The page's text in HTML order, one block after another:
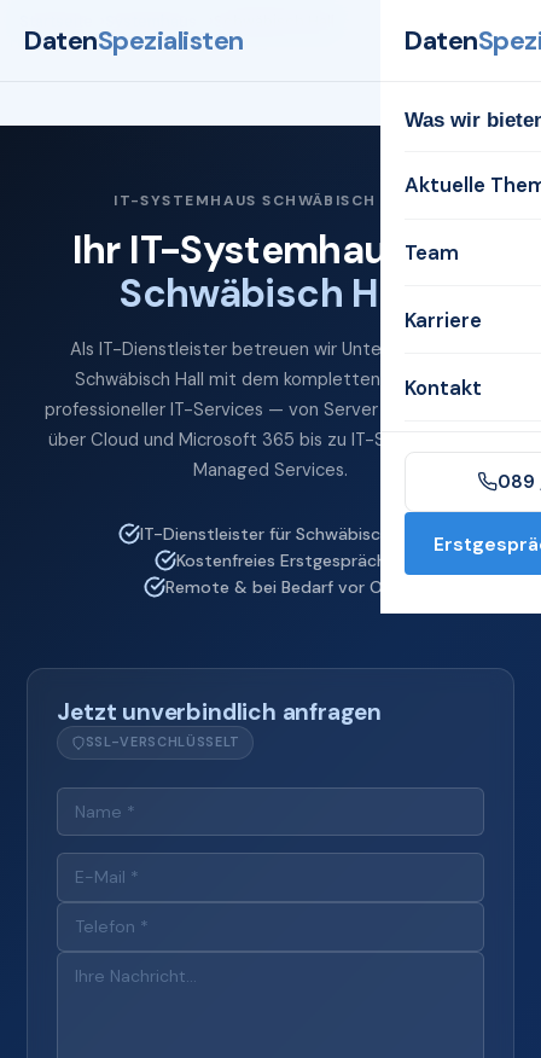
DatenSpezialisten Daten
Was wir
Aktuelle
Team
Karriere
Kontakt
089
IT-SYSTEMHAUS SCHWÄBISCH HALL
Ihr IT-Systemhaus für
Schwäbisch Hall
Als IT-Dienstleister betreuen wir Unternehmen in
Schwäbisch Hall mit dem kompletten Spektrum
professioneller IT-Services — von Server und Netzwerk
über Cloud und Microsoft 365 bis zu IT-Sicherheit und
Managed Services.
IT-Dienstleister für Schwäbisch Hall
Kostenfreies Erstgespräch
Remote & bei Bedarf vor Ort
Jetzt unverbindlich anfragen
SSL-VERSCHLÜSSELT